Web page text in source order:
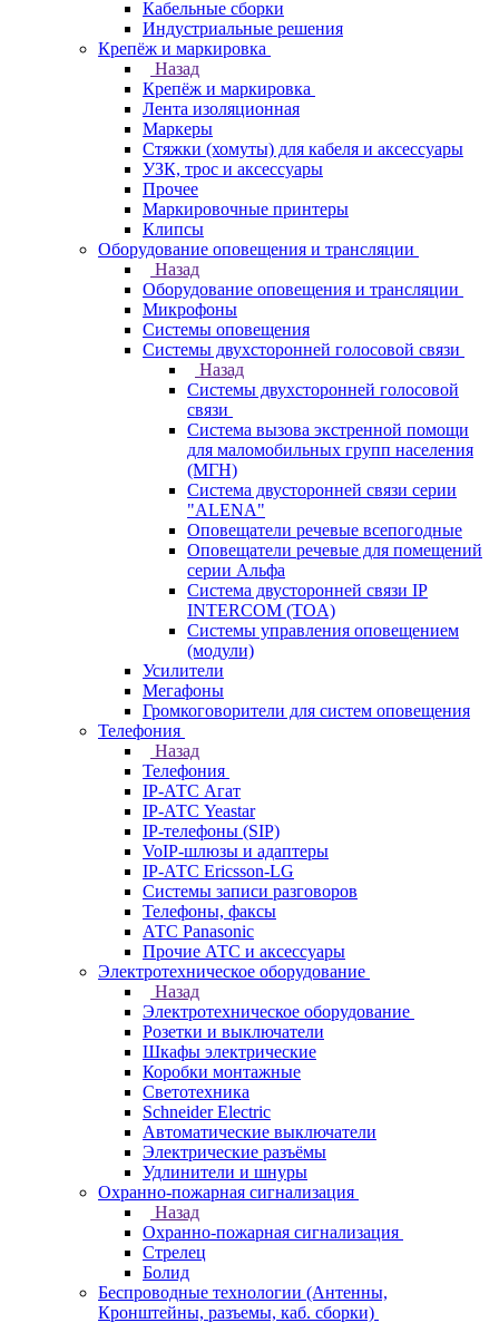
Кабельные сборки
Индустриальные решения
Крепёж и маркировка
Назад
Крепёж и маркировка
Лента изоляционная
Маркеры
Стяжки (хомуты) для кабеля и аксессуары
УЗК, трос и аксессуары
Прочее
Маркировочные принтеры
Клипсы
Оборудование оповещения и трансляции
Назад
Оборудование оповещения и трансляции
Микрофоны
Системы оповещения
Системы двухсторонней голосовой связи
Назад
Системы двухсторонней голосовой
связи
Система вызова экстренной помощи
для маломобильных групп населения
(МГН)
Система двусторонней связи серии
"ALENA"
Оповещатели речевые всепогодные
Оповещатели речевые для помещений
серии Альфа
Система двусторонней связи IP
INTERCOM (TOA)
Системы управления оповещением
(модули)
Усилители
Мегафоны
Громкоговорители для систем оповещения
Телефония
Назад
Телефония
IP-АТС Агат
IP-АТС Yeastar
IP-телефоны (SIP)
VoIP-шлюзы и адаптеры
IP-АТС Ericsson-LG
Системы записи разговоров
Телефоны, факсы
АТС Panasonic
Прочие АТС и аксессуары
Электротехническое оборудование
Назад
Электротехническое оборудование
Розетки и выключатели
Шкафы электрические
Коробки монтажные
Светотехника
Schneider Electric
Автоматические выключатели
Электрические разъёмы
Удлинители и шнуры
Охранно-пожарная сигнализация
Назад
Охранно-пожарная сигнализация
Стрелец
Болид
Беспроводные технологии (Антенны,
Кронштейны, разъемы, каб. сборки)